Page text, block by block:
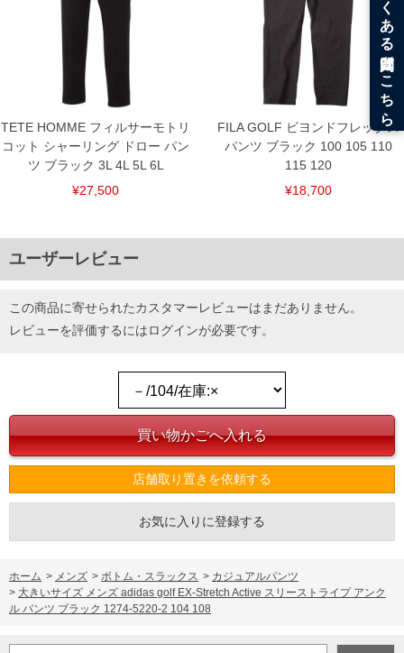
TETE HOMME フィルサーモトリ
コット シャーリング ドロー パン
ツ ブラック 3L 4L 5L 6L
¥27,500
FILA GOLF ビヨンドフレックス
パンツ ブラック 100 105 110
115 120
¥18,700
ユーザーレビュー
この商品に寄せられたカスタマーレビューはまだありません。
レビューを評価するにはログインが必要です。
店舗取り置きを依頼する
お気に入りに登録する
ホーム > メンズ > ボトム・スラックス > カジュアルパンツ
> 大きいサイズ メンズ adidas golf EX-Stretch Active スリーストライプ アンク
ル パンツ ブラック 1274-5220-2 104 108